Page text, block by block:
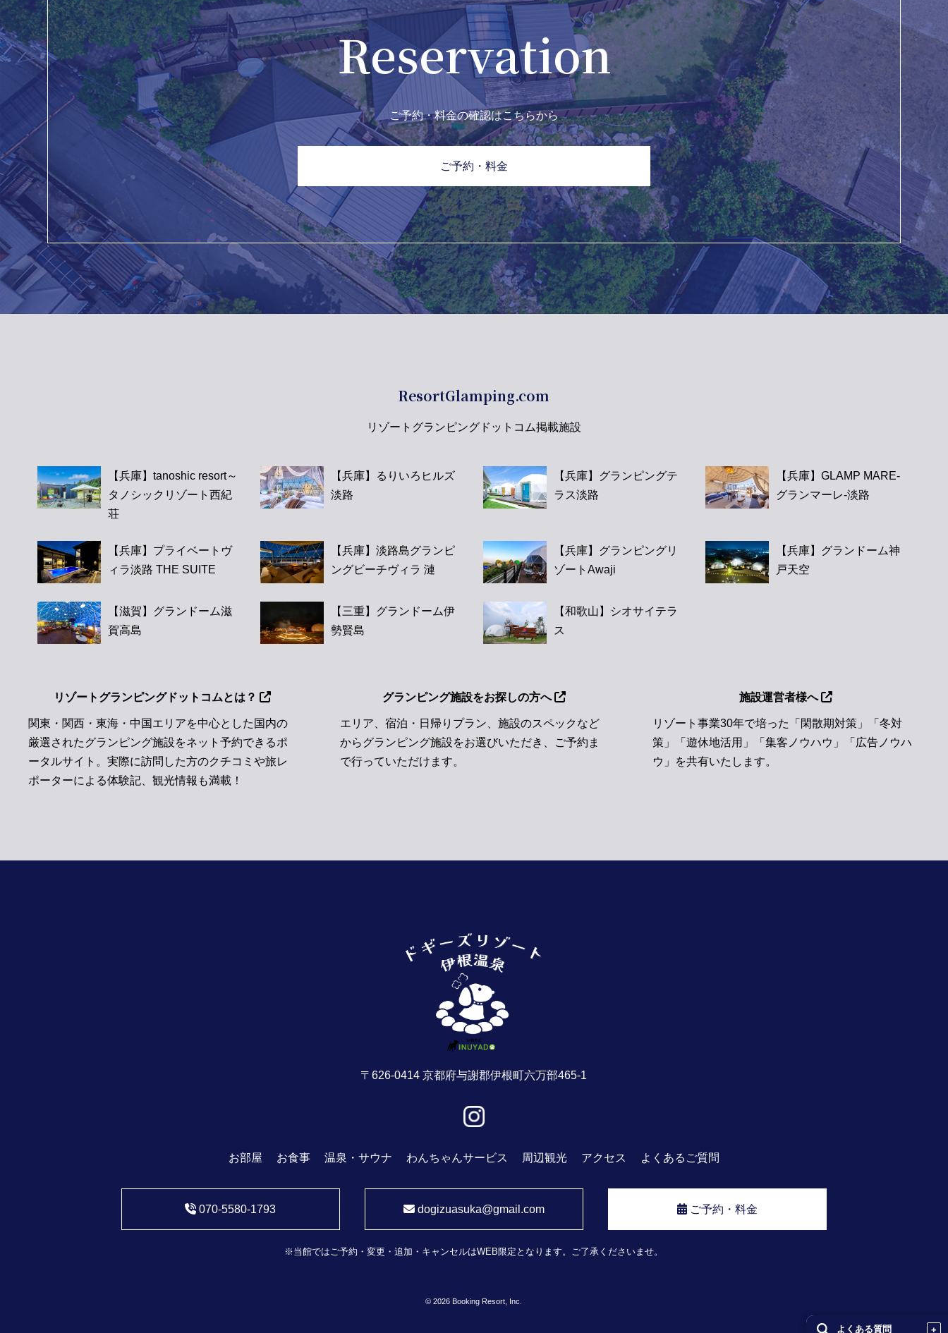
よくある質問
Reservation
ご予約・料金の確認はこちらから
ご予約・料金
ResortGlamping.com
リゾートグランピングドットコム掲載施設
【兵庫】tanoshic resort～
タノシックリゾート西紀
荘
【兵庫】るりいろヒルズ
淡路
【兵庫】グランピングテ
ラス淡路
【兵庫】GLAMP MARE-
グランマーレ-淡路
【兵庫】プライベートヴ
ィラ淡路 THE SUITE
【兵庫】淡路島グランピ
ングビーチヴィラ 漣
【兵庫】グランピングリ
ゾートAwaji
【兵庫】グランドーム神
戸天空
【滋賀】グランドーム滋
賀高島
【三重】グランドーム伊
勢賢島
【和歌山】シオサイテラ
ス
リゾートグランピングドットコムとは？
関東・関西・東海・中国エリアを中心とした国内の
厳選されたグランピング施設をネット予約できるポ
ータルサイト。実際に訪問した方のクチコミや旅レ
ポーターによる体験記、観光情報も満載！
グランピング施設をお探しの方へ
エリア、宿泊・日帰りプラン、施設のスペックなど
からグランピング施設をお選びいただき、ご予約ま
で行っていただけます。
施設運営者様へ
リゾート事業30年で培った「閑散期対策」「冬対
策」「遊休地活用」「集客ノウハウ」「広告ノウハ
ウ」を共有いたします。
〒626-0414 京都府与謝郡伊根町六万部465-1
お部屋 お食事 温泉・サウナ わんちゃんサービス 周辺観光 アクセス よくあるご質問
070-5580-1793 dogizuasuka@gmail.com ご予約・料金
※当館ではご予約・変更・追加・キャンセルはWEB限定となります。ご了承くださいませ。
© 2026 Booking Resort, Inc.